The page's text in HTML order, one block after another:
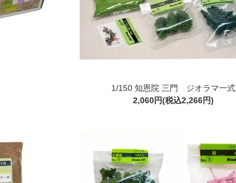
1/150 知恩院 三門 ジオラマ一式
2,060円(税込2,266円)